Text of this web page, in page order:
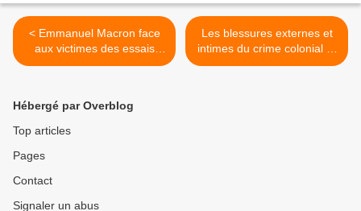
< Emmanuel Macron face
aux victimes des essais
nucléaires français
Les blessures externes et
intimes du crime colonial et
du crime nucléaire >
Hébergé par Overblog
Top articles
Pages
Contact
Signaler un abus